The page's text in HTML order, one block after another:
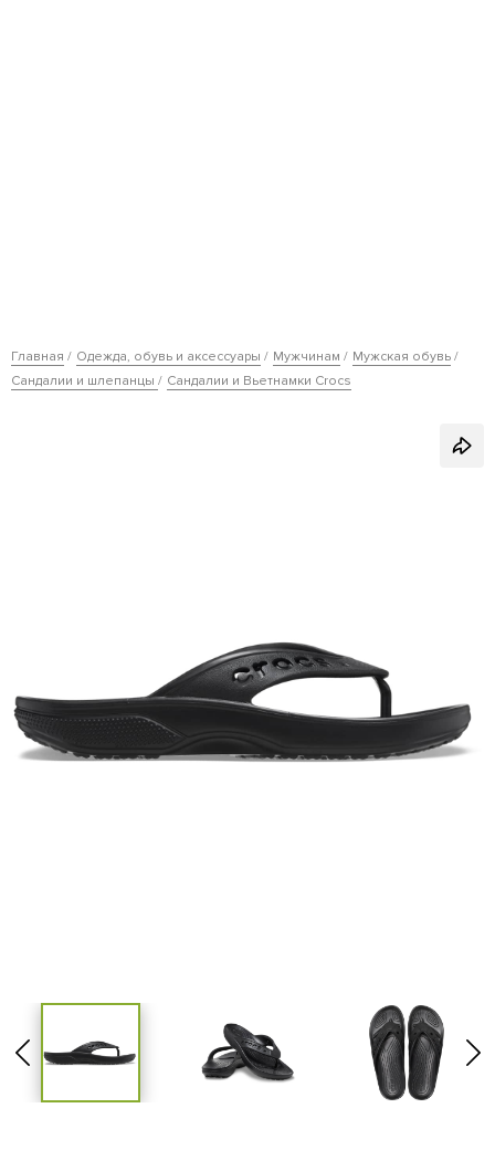
Главная Одежда, обувь и аксессуары Мужчинам
Мужская обувь
Сандалии и шлепанцы
Сандалии и Вьетнамки Crocs